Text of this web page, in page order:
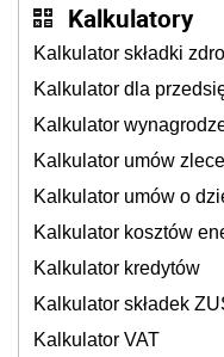
Kalkulatory
Kalkulator składki
Kalkulator dla
Kalkulator
Kalkulator umów
Kalkulator umów o
Kalkulator kosztów
Kalkulator kredytów
Kalkulator składek
Kalkulator VAT